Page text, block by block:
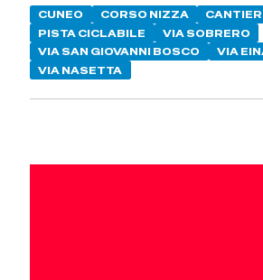
CUNEO CORSO NIZZA
PISTA CICLABILE
VIA SOBRERO
VIA SAN GIOVANNI BOSCO
VIA
VIA NASETTA